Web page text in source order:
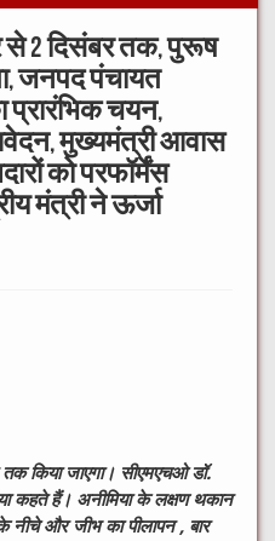
से 2 दिसंबर तक, पुरूष
जनपद पंचायत
प्रारंभिक चयन,
मुख्यमंत्री आवास
को परफॉर्मेंस
मंत्री ने ऊर्जा
किया जाएगा। सीएमएचओ डॉ.
कहते हैं। अनीमिया के लक्षण थकान
और जीभ का पीलापन , बार